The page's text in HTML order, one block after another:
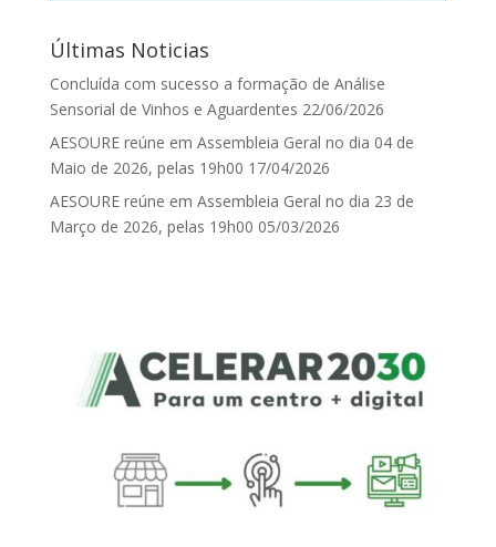
Últimas Noticias
Concluída com sucesso a formação de Análise
Sensorial de Vinhos e Aguardentes 22/06/2026
AESOURE reúne em Assembleia Geral no dia 04 de
Maio de 2026, pelas 19h00 17/04/2026
AESOURE reúne em Assembleia Geral no dia 23 de
Março de 2026, pelas 19h00 05/03/2026